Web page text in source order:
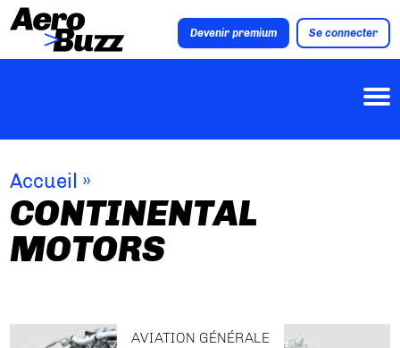
Devenir premium Se connecter
Accueil »
CONTINENTAL
MOTORS
AVIATION GÉNÉRALE